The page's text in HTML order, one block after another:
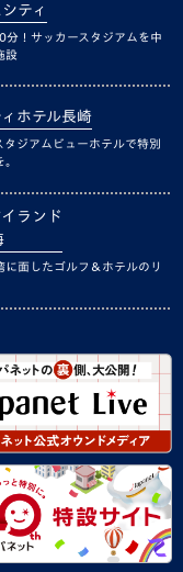
ティ
分！サッカースタジアムを中
設
ホテル長崎
タジアムビューホテルで特別
ランド
に面したゴルフ＆ホテルのリ